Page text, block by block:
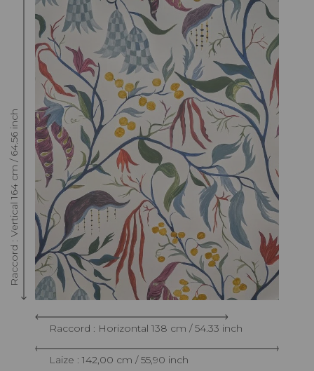
Raccord : Vertical 164 cm / 64.56 inch
Raccord : Horizontal 138 cm / 54.33 inch
Laize : 142,00 cm / 55,90 inch